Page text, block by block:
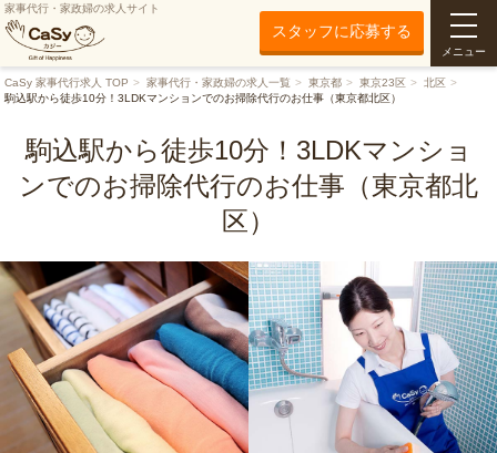
家事代行・家政婦の求人サイト
スタッフに応募する
メニュー
CaSy 家事代行求人 TOP 家事代行・家政婦の求人一覧 東京都 東京23区
北区
駒込駅から徒歩10分！3LDKマンションでのお掃除代行のお仕事（東京都北区）
駒込駅から徒歩10分！3LDKマンショ
ンでのお掃除代行のお仕事（東京都北
区）